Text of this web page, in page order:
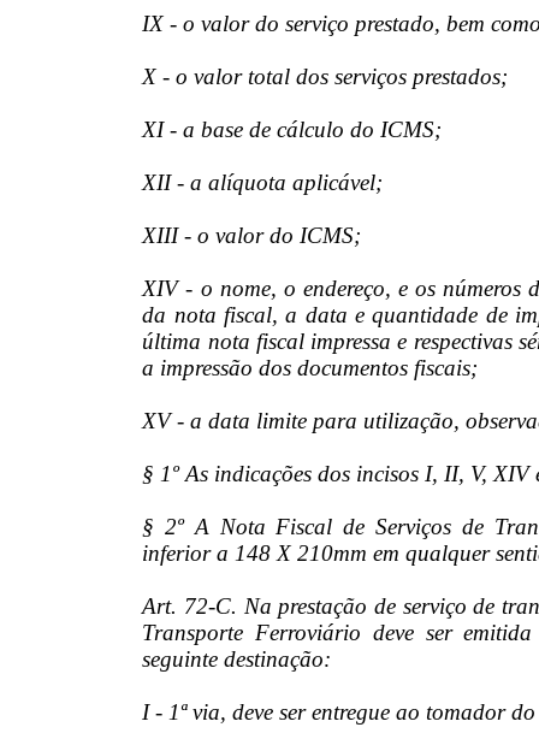
IX - o valor do serviço prestado, bem
X - o valor total dos serviços prestados;
XI - a base de cálculo do ICMS;
XII - a alíquota aplicável;
XIII - o valor do ICMS;
XIV - o nome, o endereço, e os números
da nota fiscal, a data e quantidade de
última nota fiscal impressa e respectivas
a impressão dos documentos fiscais;
XV - a data limite para utilização,
§ 1º As indicações dos incisos I, II, V, XIV
§ 2º A Nota Fiscal de Serviços de
inferior a 148 X 210mm em qualquer
Art. 72-C. Na prestação de serviço de
Transporte Ferroviário deve ser
seguinte destinação:
I - 1ª via, deve ser entregue ao tomador